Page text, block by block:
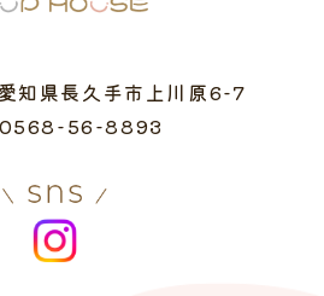
知県長久手市上川原6-7
56-8893